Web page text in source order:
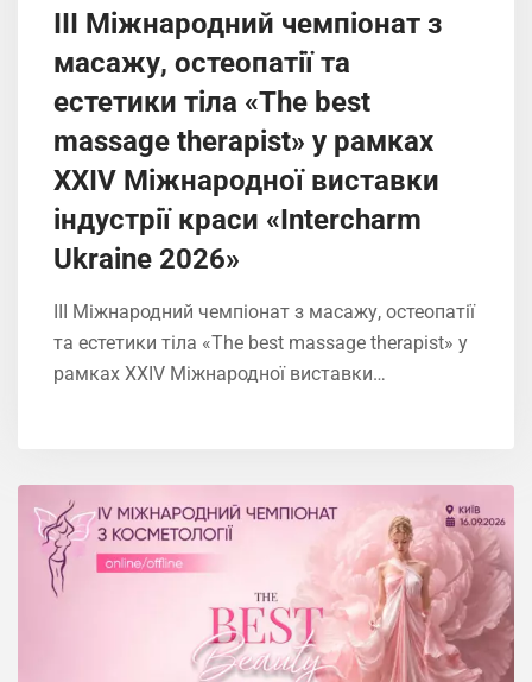
ІIІ Міжнародний чемпіонат з
масажу, остеопатії та
естетики тіла «The best
massage therapist» у рамках
XXIV Міжнародної виставки
індустрії краси «Intercharm
Ukrainе 2026»
ІIІ Міжнародний чемпіонат з масажу, остеопатії
та естетики тіла «The best massage therapist» у
рамках XXIV Міжнародної виставки…